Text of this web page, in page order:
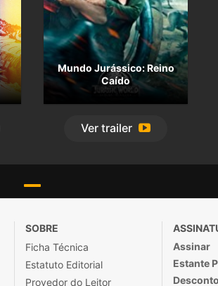
Mundo Jurássico: Reino
Caído
Ver trailer
SOBRE
Ficha Técnica
Estatuto Editorial
Provedor do Leitor
Assinar
Estante P